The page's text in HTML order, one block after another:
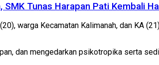
Tunas Harapan Pati Kembali
warga Kecamatan Kalimanah, dan KA
dan mengedarkan psikotropika serta